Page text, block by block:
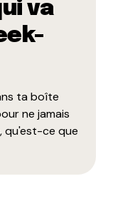
va
ta boîte
ne jamais
qu'est-ce que